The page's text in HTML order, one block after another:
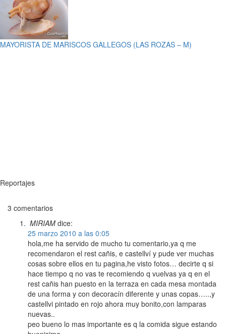
MAYORISTA DE MARISCOS GALLEGOS (LAS ROZAS – M)
Reportajes
3 comentarios
MIRIAM dice:
25 marzo 2010 a las 0:05
hola,me ha servido de mucho tu comentario,ya q me
recomendaron el rest cañis, e castellví y pude ver muchas
cosas sobre ellos en tu pagina,he visto fotos… decirte q si
hace tiempo q no vas te recomiendo q vuelvas ya q en el
rest cañis han puesto en la terraza en cada mesa montada
de una forma y con decoracín diferente y unas copas…..,y
castellvi pintado en rojo ahora muy bonito,con lamparas
nuevas..
peo bueno lo mas importante es q la comida sigue estando